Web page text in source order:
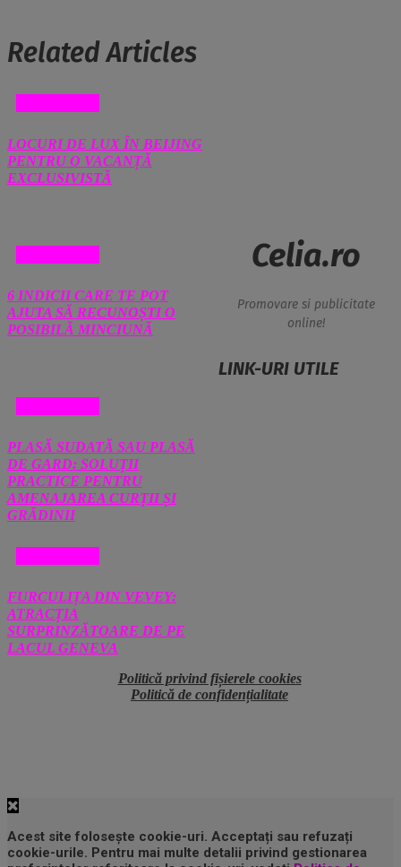
Related Articles
LOCURI DE LUX ÎN BEIJING
PENTRU O VACANȚĂ
EXCLUSIVISTĂ
6 INDICII CARE TE POT
AJUTA SĂ RECUNOȘTI O
POSIBILĂ MINCIUNĂ
PLASĂ SUDATĂ SAU PLASĂ
DE GARD: SOLUȚII
PRACTICE PENTRU
AMENAJAREA CURȚII ȘI
GRĂDINII
FURCULIȚA DIN VEVEY:
ATRACȚIA
SURPRINZĂTOARE DE PE
LACUL GENEVA
Celia.ro
Promovare si publicitate
online!
LINK-URI UTILE
Politică privind fișierele cookies
Politică de confidențialitate
Acest site folosește cookie-uri. Acceptați sau refuzați
cookie-urile. Pentru mai multe detalii privind gestionarea